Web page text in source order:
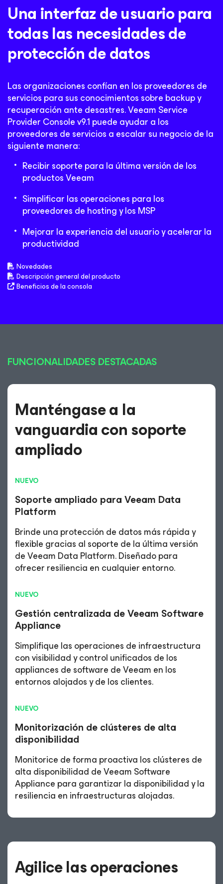
Una interfaz de usuario para
todas las necesidades de
protección de datos
Las organizaciones confían en los proveedores de
servicios para sus conocimientos sobre backup y
recuperación ante desastres. Veeam Service
Provider Console v9.1 puede ayudar a los
proveedores de servicios a escalar su negocio de la
siguiente manera:
Recibir soporte para la última versión de los
productos Veeam
Simplificar las operaciones para los
proveedores de hosting y los MSP
Mejorar la experiencia del usuario y acelerar la
productividad
Novedades
Descripción general del producto
Beneficios de la consola
FUNCIONALIDADES DESTACADAS
Manténgase a la
vanguardia con soporte
ampliado
NUEVO
Soporte ampliado para Veeam Data
Platform
Brinde una protección de datos más rápida y
flexible gracias al soporte de la última versión
de Veeam Data Platform. Diseñado para
ofrecer resiliencia en cualquier entorno.
NUEVO
Gestión centralizada de Veeam Software
Appliance
Simplifique las operaciones de infraestructura
con visibilidad y control unificados de los
appliances de software de Veeam en los
entornos alojados y de los clientes.
NUEVO
Monitorización de clústeres de alta
disponibilidad
Monitorice de forma proactiva los clústeres de
alta disponibilidad de Veeam Software
Appliance para garantizar la disponibilidad y la
resiliencia en infraestructuras alojadas.
Agilice las operaciones